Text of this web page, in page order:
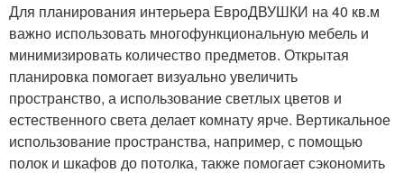
Для планирования интерьера ЕвроДВУШКИ на 40 кв.м
важно использовать многофункциональную мебель и
минимизировать количество предметов. Открытая
планировка помогает визуально увеличить
пространство, а использование светлых цветов и
естественного света делает комнату ярче. Вертикальное
использование пространства, например, с помощью
полок и шкафов до потолка, также помогает сэкономить